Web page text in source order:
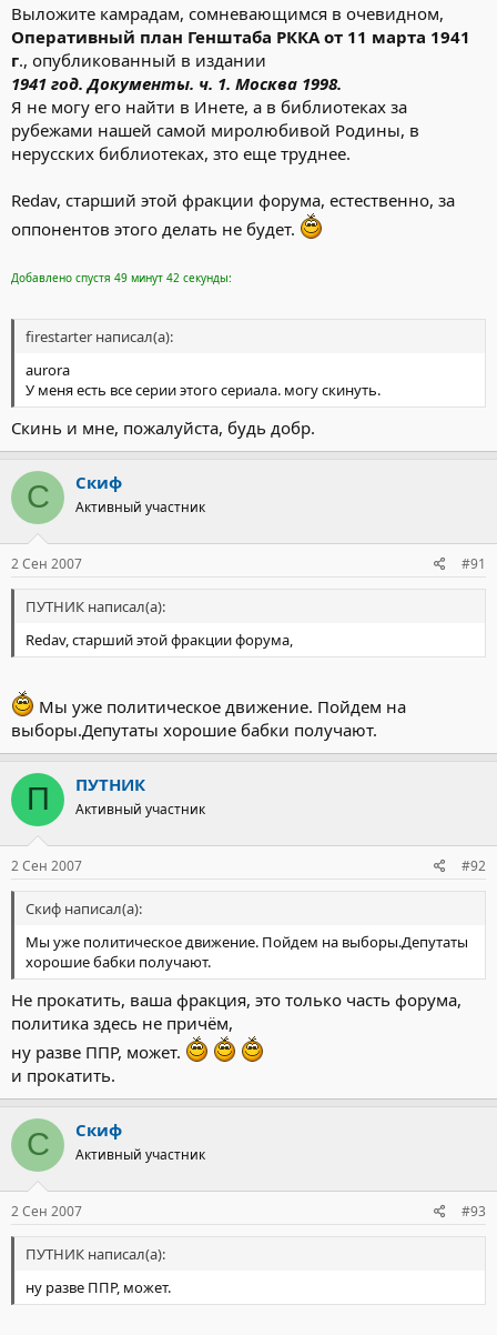
Выложите камрадам, сомневающимся в очевидном,
Оперативный план Генштаба РККА от 11 марта 1941
г., опубликованный в издании
1941 год. Документы. ч. 1. Москва 1998.
Я не могу его найти в Инете, а в библиотеках за
рубежами нашей самой миролюбивой Родины, в
нерусских библиотеках, зто еще труднее.
Redav, старший этой фракции форума, естественно, за
оппонентов этого делать не будет.
Добавлено спустя 49 минут 42 секунды:
firestarter написал(а):
aurora
У меня есть все серии этого сериала. могу скинуть.
Скинь и мне, пожалуйста, будь добр.
С Скиф
Активный участник
2 Сен 2007 #91
ПУТНИК написал(а):
Redav, старший этой фракции форума,
Мы уже политическое движение. Пойдем на
выборы.Депутаты хорошие бабки получают.
П ПУТНИК
Активный участник
2 Сен 2007 #92
Скиф написал(а):
Мы уже политическое движение. Пойдем на выборы.Депутаты
хорошие бабки получают.
Не прокатить, ваша фракция, это только часть форума,
политика здесь не причём,
ну разве ППР, может.
и прокатить.
С Скиф
Активный участник
2 Сен 2007 #93
ПУТНИК написал(а):
ну разве ППР, может.